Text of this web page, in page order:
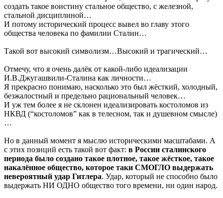
создать такое воистину стальное общество, с железной,
стальной дисциплиной…
И потому исторический процесс вывел во главу этого
общества человека по фамилии Сталин…
Такой вот высокий символизм…Высокий и трагический…
Отмечу, что я очень далёк от какой-либо идеализации
И.В.Джугашвили-Сталина как личности…
Я прекрасно понимаю, насколько это был жёсткий, холодный,
безжалостный и предельно рациональный человек…
И уж тем более я не склонен идеализировать костоломов из
НКВД (“костоломов” как в телесном, так и душевном смысле)
…
Но в данный момент я мыслю историческими масштабами. А
с этих позиций есть такой вот факт: в России сталинского
периода было создано такое плотное, такое жёсткое, такое
накалённое общество, которое таки СМОГЛО выдержать
невероятный удар Гитлера. Удар, который не способно было
выдержать НИ ОДНО общество того времени, ни один народ.